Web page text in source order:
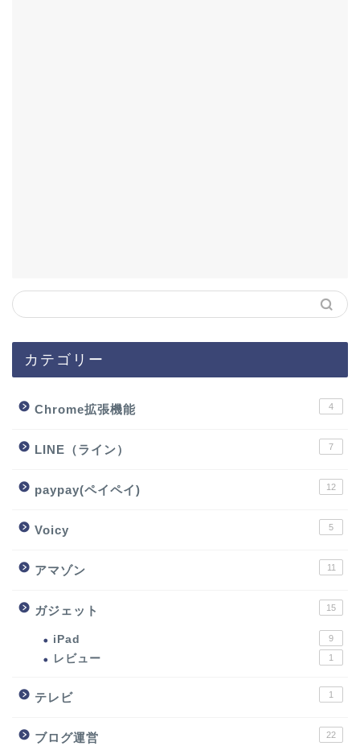
カテゴリー
Chrome拡張機能 4
LINE（ライン） 7
paypay(ペイペイ) 12
Voicy 5
アマゾン 11
ガジェット 15
iPad 9
レビュー 1
テレビ 1
ブログ運営 22